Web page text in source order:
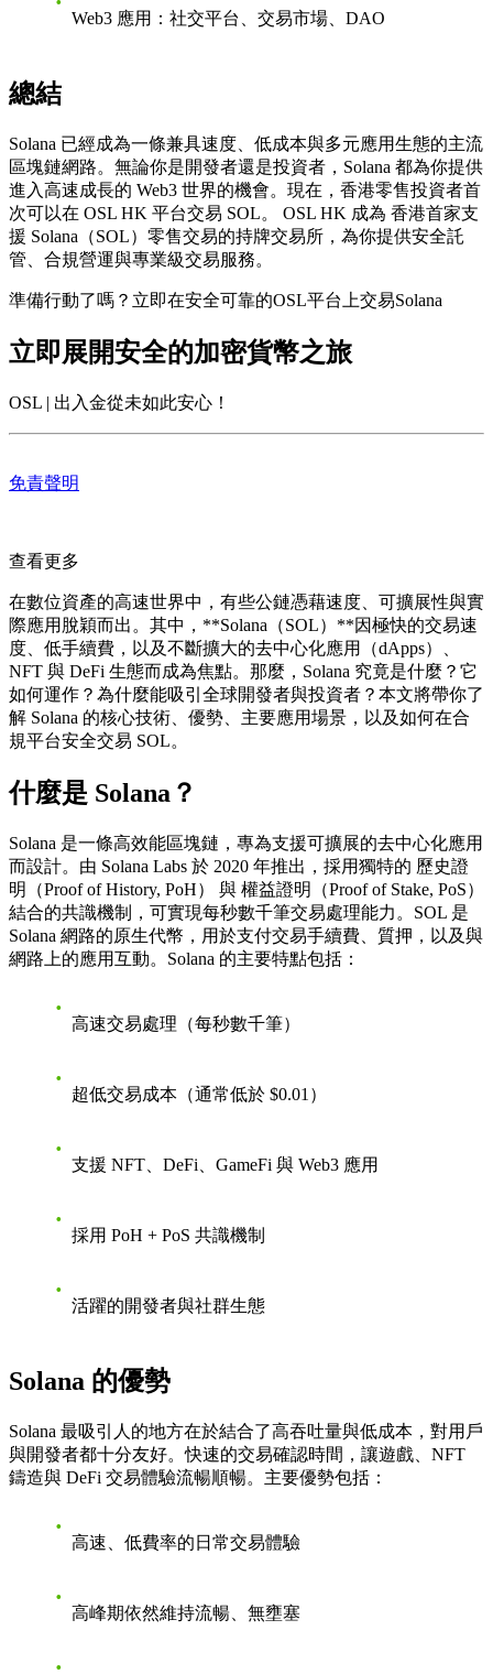
Web3 應用 ：社交平台、交易市場、DAO
總結
Solana 已經成為一條兼具速度、低成本與多元應用生態的主流
區塊鏈網路。無論你是開發者還是投資者，Solana 都為你提供
進入高速成長的 Web3 世界的機會。 現在，香港零售投資者首
次可以在 OSL HK 平台交易 SOL。
OSL HK 成為 香港首家支
援 Solana（SOL）零售交易的持牌交易所 ，為你提供安全託
管、合規營運與專業級交易服務。
準備行動了嗎？立即在安全可靠的OSL平台上交易Solana
立即展開安全的加密貨幣之旅
OSL | 出入金從未如此安心！
免責聲明
查看更多
在數位資產的高速世界中，有些公鏈憑藉速度、可擴展性與實
際應用脫穎而出。其中，**Solana（SOL）**因極快的交易速
度、低手續費，以及不斷擴大的去中心化應用（dApps）、
NFT 與 DeFi 生態而成為焦點。那麼，Solana 究竟是什麼？它
如何運作？為什麼能吸引全球開發者與投資者？本文將帶你了
解 Solana 的核心技術、優勢、主要應用場景，以及如何在合
規平台安全交易 SOL。
什麼是 Solana？
Solana 是一條高效能區塊鏈，專為支援可擴展的去中心化應用
而設計。由 Solana Labs 於 2020 年推出，採用獨特的 歷史證
明（Proof of History, PoH）
與 權益證明（Proof of Stake, PoS）
結合的共識機制，可實現每秒數千筆交易處理能力。SOL 是
Solana 網路的原生代幣，用於支付交易手續費、質押，以及與
網路上的應用互動。 Solana 的主要特點包括：
高速交易處理（每秒數千筆）
超低交易成本（通常低於 $0.01）
支援 NFT、DeFi、GameFi 與 Web3 應用
採用 PoH + PoS 共識機制
活躍的開發者與社群生態
Solana 的優勢
Solana 最吸引人的地方在於結合了高吞吐量與低成本，對用戶
與開發者都十分友好。快速的交易確認時間，讓遊戲、NFT
鑄造與 DeFi 交易體驗流暢順暢。 主要優勢包括：
高速、低費率的日常交易體驗
高峰期依然維持流暢、無壅塞